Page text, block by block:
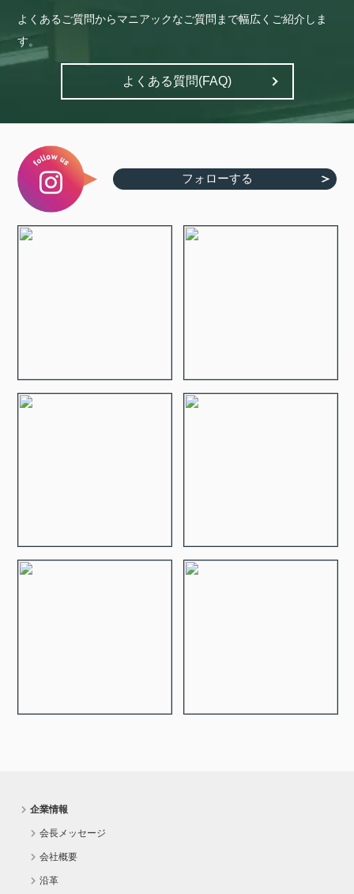
よくあるご質問からマニアックなご質問まで幅広くご紹介しま
す。
よくある質問(FAQ)
フォローする
企業情報
会長メッセージ
会社概要
沿革